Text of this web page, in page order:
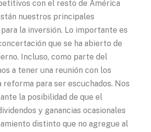
con el resto de América
nuestros principales
la inversión. Lo importante es
que se ha abierto de
Incluso, como parte del
a tener una reunión con los
reforma para ser escuchados. Nos
la posibilidad de que el
y ganancias ocasionales
distinto que no agregue al